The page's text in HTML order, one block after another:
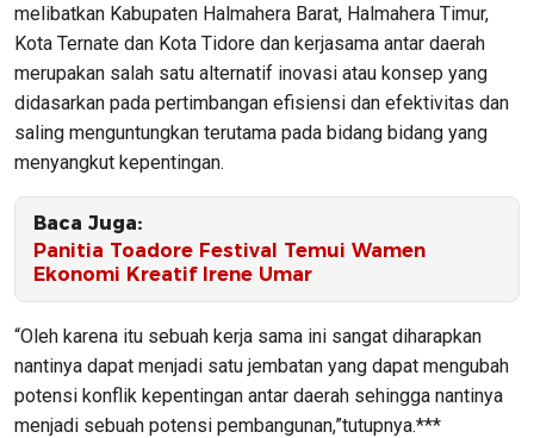
melibatkan Kabupaten Halmahera Barat, Halmahera Timur,
Kota Ternate dan Kota Tidore dan kerjasama antar daerah
merupakan salah satu alternatif inovasi atau konsep yang
didasarkan pada pertimbangan efisiensi dan efektivitas dan
saling menguntungkan terutama pada bidang bidang yang
menyangkut kepentingan.
Baca Juga:
Panitia Toadore Festival Temui Wamen
Ekonomi Kreatif Irene Umar
“Oleh karena itu sebuah kerja sama ini sangat diharapkan
nantinya dapat menjadi satu jembatan yang dapat mengubah
potensi konflik kepentingan antar daerah sehingga nantinya
menjadi sebuah potensi pembangunan,”tutupnya.***